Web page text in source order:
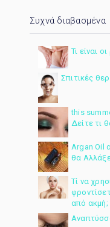
Συχνά διαβασμένα
Τι είναι
Σπιτικές
this
Δείτε τι
Argan Oil
θα
Τί να
από ακμή;